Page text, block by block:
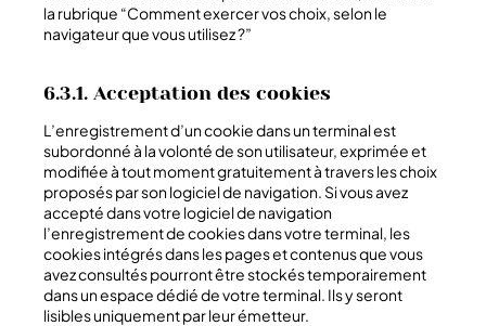
la rubrique “Comment exercer vos choix, selon le
navigateur que vous utilisez ?”
6.3.1. Acceptation des cookies
L’enregistrement d’un cookie dans un terminal est
subordonné à la volonté de son utilisateur, exprimée et
modifiée à tout moment gratuitement à travers les choix
proposés par son logiciel de navigation. Si vous avez
accepté dans votre logiciel de navigation
l’enregistrement de cookies dans votre terminal, les
cookies intégrés dans les pages et contenus que vous
avez consultés pourront être stockés temporairement
dans un espace dédié de votre terminal. Ils y seront
lisibles uniquement par leur émetteur.